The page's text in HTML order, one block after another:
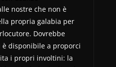
nostre che non è
propria galabia per
Dovrebbe
disponibile a proporci
i propri involtini: la